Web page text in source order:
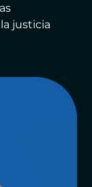
justicia